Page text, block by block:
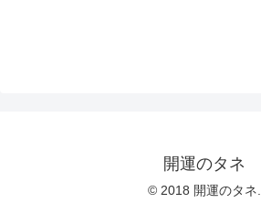
開運のタネ
© 2018 開運のタネ.